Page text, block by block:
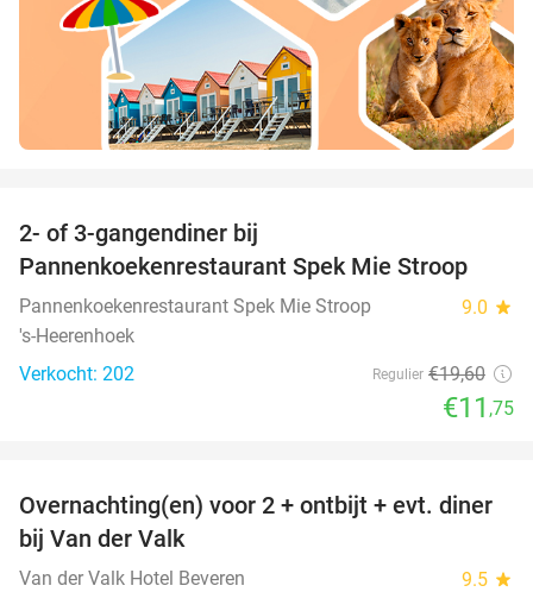
2- of 3-gangendiner bij
Pannenkoekenrestaurant Spek Mie Stroop
Pannenkoekenrestaurant Spek Mie Stroop 9.0 star
's-Heerenhoek
Verkocht: 202
Regulier €19,60
€11 ,75
51%
Overnachting(en) voor 2 + ontbijt + evt. diner
bij Van der Valk
Van der Valk Hotel Beveren 9.5 star